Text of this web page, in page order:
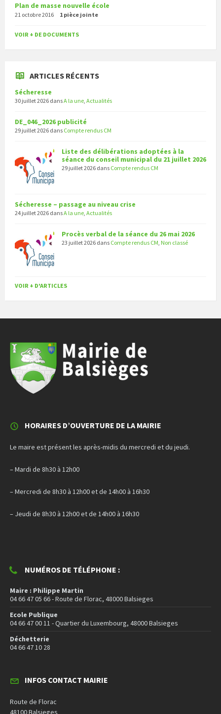
Plan de masse nouvelle école
21 octobre 2016 1 pièce jointe
VOIR + DE DOCUMENTS
ARTICLES RÉCENTS
Sécheresse
30 juillet 2026 dansA la une Actualités
DE_046_2026 publicité
29 juillet 2026 dans Compte rendus CM
Liste des délibérations adoptées à la
séance du conseil municipal du 21 juillet 2026
29 juillet 2026 dans Compte rendus CM
Sécheresse – passage au niveau crise
24 juillet 2026 dansA la une Actualités
Procès verbal de la séance du 26 mai 2026
23 juillet 2026 dans Compte rendus CM Non classé
VOIR + D'ARTICLES
HORAIRES D’OUVERTURE DE LA MAIRIE
Le maire est présent les après-midis du mercredi et du jeudi.
– Mardi de 8h30 à 12h00
– Mercredi de 8h30 à 12h00 et de 14h00 à 16h30
– Jeudi de 8h30 à 12h00 et de 14h00 à 16h30
NUMÉROS DE TÉLÉPHONE :
Maire : Philippe Martin
04 66 47 05 66 - Route de Florac, 48000 Balsieges
Ecole Publique
04 66 47 00 11 - Quartier du Luxembourg, 48000 Balsieges
Déchetterie
04 66 47 10 28
INFOS CONTACT MAIRIE
Route de Florac
48100 Balsieges